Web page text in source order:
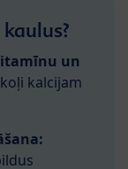
un
kalcijam